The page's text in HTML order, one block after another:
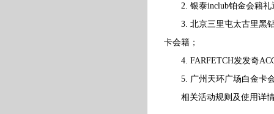
2. 银泰inclub铂金会籍礼
3. 北京三里屯太古里黑钻
卡会籍；
4. FARFETCH发发奇
5. 广州天环广场白金卡
相关活动规则及使用详情